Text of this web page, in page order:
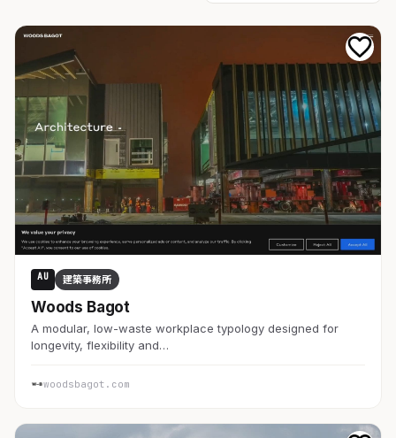
AU 建築事務所
Woods Bagot
A modular, low-waste workplace typology designed for
longevity, flexibility and…
woodsbagot.com